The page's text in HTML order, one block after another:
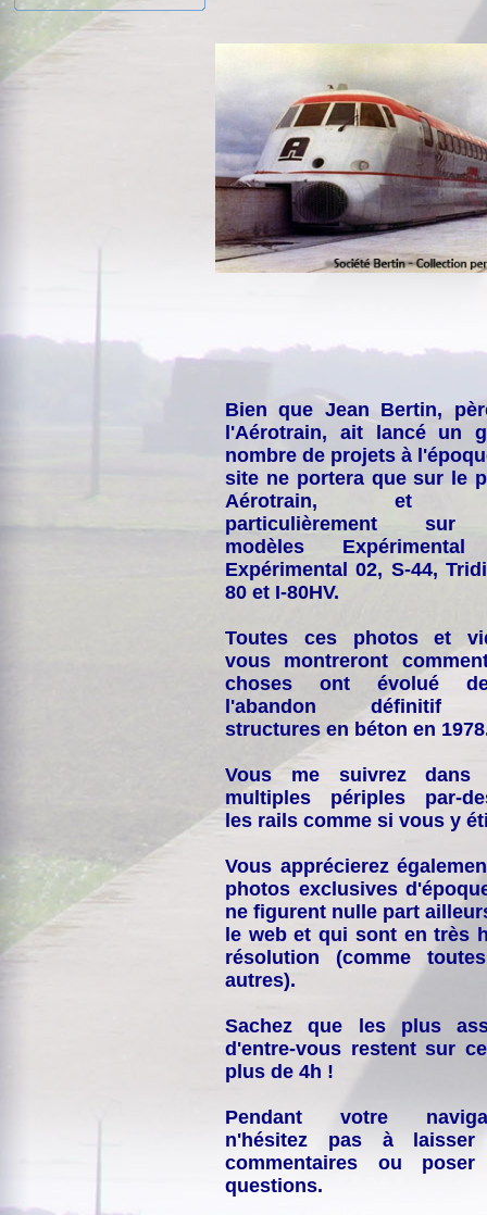
Bien que Jean Bertin,
l'Aérotrain, ait lancé un
nombre de projets à
site ne portera que sur le
Aérotrain, et
particulièrement
modèles
Expérimental 02, S-44,
80 et I-80HV.
Toutes ces photos et
vous montreront
choses ont évolué
l'abandon définitif
structures en béton en
Vous me suivrez dans
multiples périples par-
les rails comme si vous y
Vous apprécierez
photos exclusives
ne figurent nulle part
le web et qui sont en très
résolution (comme
autres).
Sachez que les plus
d'entre-vous restent sur
plus de 4h !
Pendant votre
n'hésitez pas à laisser
commentaires ou
questions.